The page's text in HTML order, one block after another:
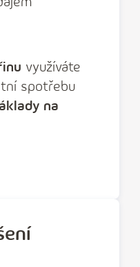
využíváte
spotřebu
na